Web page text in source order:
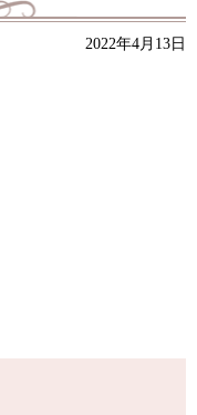
2022年4月13日